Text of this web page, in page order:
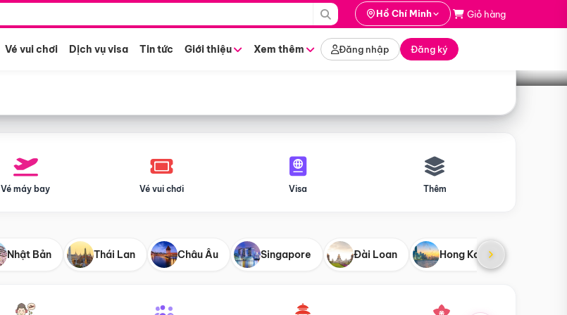
Hồ Chí Minh Giỏ hàng
Vé vui chơi Dịch vụ visa Tin tức Giới thiệu Xem thêm Đăng nhập Đăng ký
Tìm tour
Vé máy bay Vé vui chơi Visa Thêm
Nhật Bản Thái Lan Châu Âu Singapore Đài Loan Hong Kong